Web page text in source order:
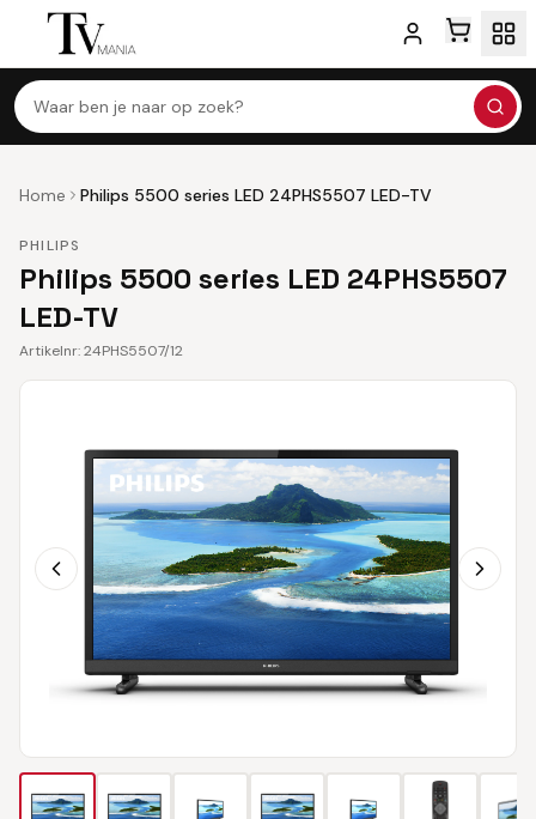
Waar ben je naar op zoek?
Home Philips 5500 series LED 24PHS5507 LED-TV
PHILIPS
Philips 5500 series LED 24PHS5507
LED-TV
Artikelnr:24PHS5507/12